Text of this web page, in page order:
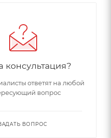
консультация?
ответят на любой
вопрос
ВОПРОС